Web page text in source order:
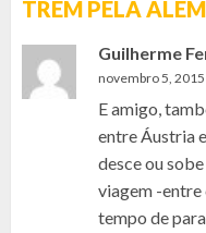
TREM PELA
Guilherme
novembro 5, 2015
E amigo,
entre Áustria
desce ou
viagem -entre
tempo de